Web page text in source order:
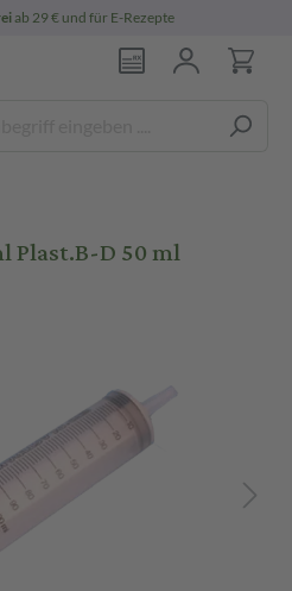
ab 29 € und für E-Rezepte
Plast.B-D 50 ml